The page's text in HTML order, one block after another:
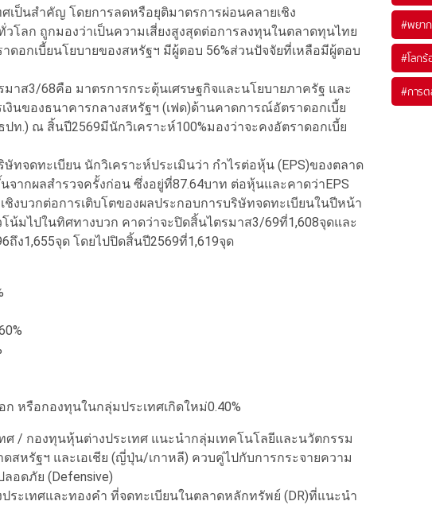
เป็นสำคัญ โดยการลดหรือยุติมาตรการผ่อนคลายเชิง
วโลก ถูกมองว่าเป็นความเสี่ยงสูงสุดต่อการลงทุนในตลาดทุนไทย
ดอกเบี้ยนโยบายของสหรัฐฯ มีผู้ตอบ 56%ส่วนปัจจัยที่เหลือมีผู้ตอบ
าส3/68คือ มาตรการกระตุ้นเศรษฐกิจและนโยบายภาครัฐ และ
งินของธนาคารกลางสหรัฐฯ (เฟด)ด้านคาดการณ์อัตราดอกเบี้ย
ท.) ณ สิ้นปี2569มีนักวิเคราะห์100%มองว่าจะคงอัตราดอกเบี้ย
จดทะเบียน นักวิเคราะห์ประเมินว่า กำไรต่อหุ้น (EPS)ของตลาด
จากผลสำรวจครั้งก่อน ซึ่งอยู่ที่87.64บาท ต่อหุ้นและคาดว่าEPS
ชิงบวกต่อการเติบโตของผลประกอบการบริษัทจดทะเบียนในปีหน้า
มไปในทิศทางบวก คาดว่าจะปิดสิ้นไตรมาส3/69ที่1,608จุดและ
ถึง1,655จุด โดยไปปิดสิ้นปี2569ที่1,619จุด
หรือกองทุนในกลุ่มประเทศเกิดใหม่0.40%
ศ / กองทุนหุ้นต่างประเทศ แนะนำกลุ่มเทคโนโลยีและนวัตกรรม
สหรัฐฯ และเอเชีย (ญี่ปุ่น/เกาหลี) ควบคู่ไปกับการกระจายความ
อดภัย (Defensive)
ะเทศและทองคำ ที่จดทะเบียนในตลาดหลักทรัพย์ (DR)ที่แนะนำ
#พยา
#โลก
#การ